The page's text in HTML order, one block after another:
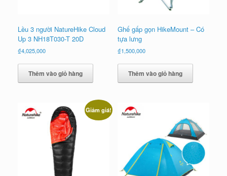
Lều 3 người NatureHike Cloud
Up 3 NH18T030-T 20D
₫4,025,000
Thêm vào giỏ hàng
Ghế gấp gọn HikeMount – Có
tựa lưng
₫1,500,000
Thêm vào giỏ hàng
Giảm giá!